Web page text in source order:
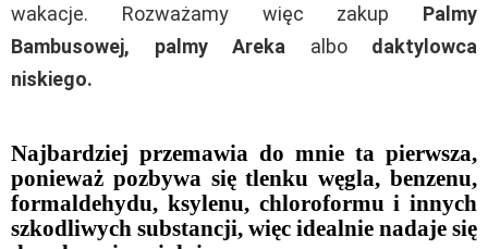
wakacje. Rozważamy więc zakup Palmy
Bambusowej, palmy Areka albo daktylowca
niskiego.
Najbardziej przemawia do mnie ta pierwsza,
ponieważ pozbywa się tlenku węgla, benzenu,
formaldehydu, ksylenu, chloroformu i innych
szkodliwych substancji, więc idealnie nadaje się